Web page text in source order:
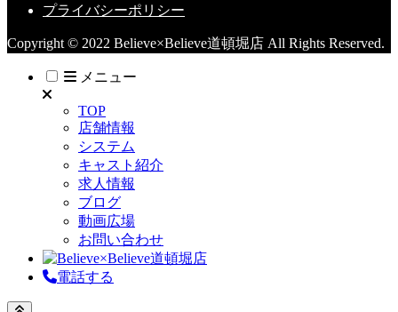
プライバシーポリシー
Copyright © 2022 Believe×Believe道頓堀店 All Rights Reserved.
メニュー
TOP
店舗情報
システム
キャスト紹介
求人情報
ブログ
動画広場
お問い合わせ
電話する